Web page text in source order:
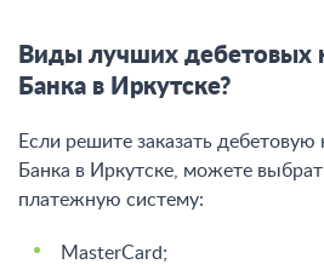
Виды лучших дебетовых
Банка в Иркутске?
Если решите заказать
Банка в Иркутске, можете
платежную систему:
MasterCard;